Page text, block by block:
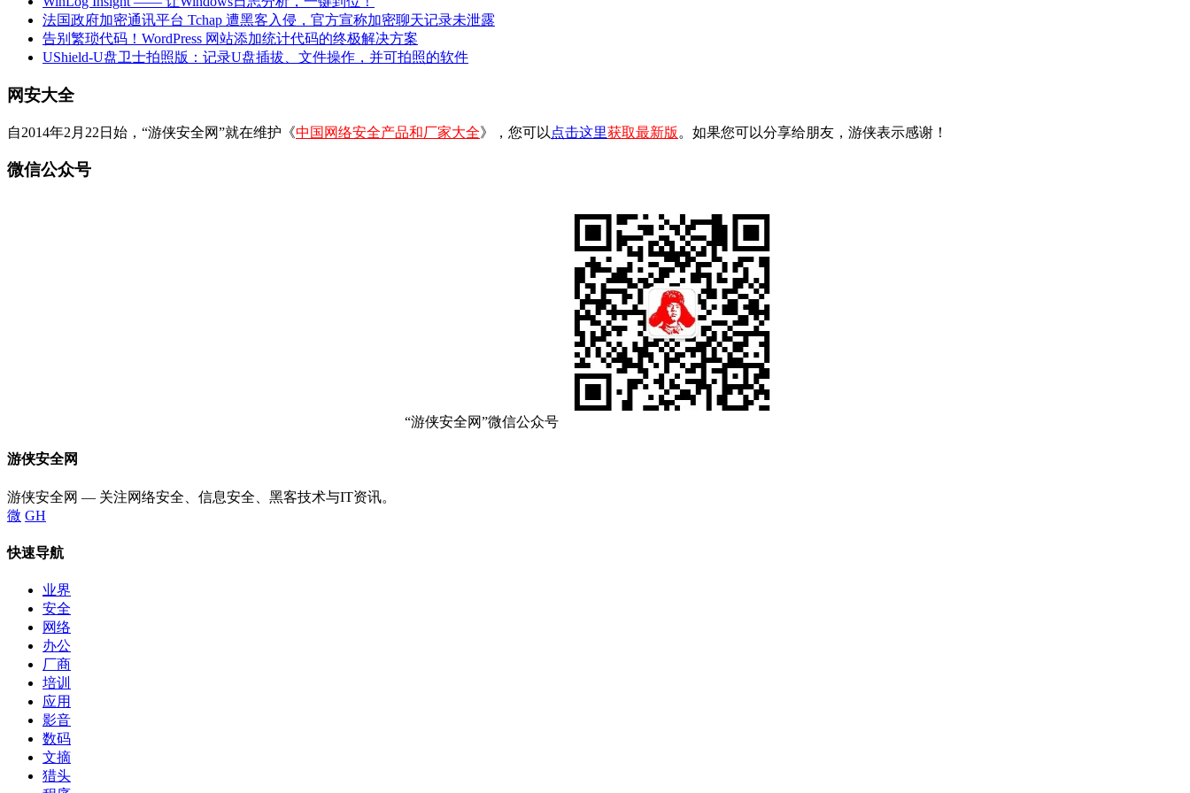
法国政府加密通讯平台 Tchap 遭黑客入侵，官方宣称加密聊天记录未泄露
告别繁琐代码！WordPress 网站添加统计代码的终极解决方案
UShield-U盘卫士拍照版：记录U盘插拔、文件操作，并可拍照的软件
网安大全
自2014年2月22日始，“游侠安全网”就在维护《中国网络安全产品和厂家大全》，您可以 点击这里获取最新版 。如果您可以分享给朋友，游侠表示感谢！
微信公众号
“游侠安全网”微信公众号
游侠安全网
游侠安全网 — 关注网络安全、信息安全、黑客技术与IT资讯。
微 GH
快速导航
业界
安全
网络
办公
厂商
培训
应用
影音
数码
文摘
猎头